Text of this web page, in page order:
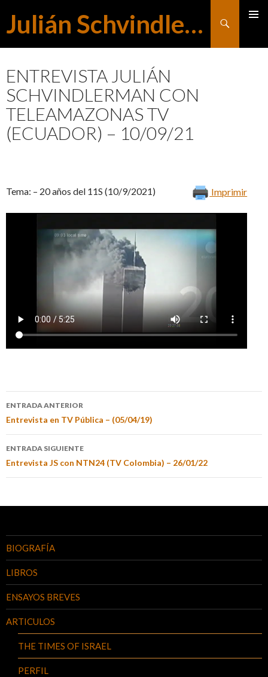
Julián Schvindlerman
Buscar
AL
CONTENIDO
ENTREVISTA JULIÁN
SCHVINDLERMAN CON
TELEAMAZONAS TV
(ECUADOR) – 10/09/21
Imprimir
Tema: – 20 años del 11S (10/9/2021)
ENTRADA ANTERIOR
Entrevista en TV Pública – (05/04/19)
ENTRADA SIGUIENTE
Entrevista JS con NTN24 (TV Colombia) – 26/01/22
BIOGRAFÍA
LIBROS
ENSAYOS BREVES
ARTICULOS
THE TIMES OF ISRAEL
PERFIL